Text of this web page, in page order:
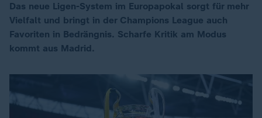
Das neue Ligen-System im Europapokal sorgt für mehr
Vielfalt und bringt in der Champions League auch
Favoriten in Bedrängnis. Scharfe Kritik am Modus
kommt aus Madrid.